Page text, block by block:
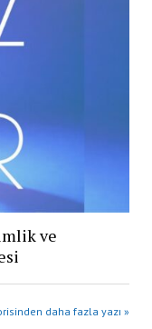
ve
daha fazla yazı »